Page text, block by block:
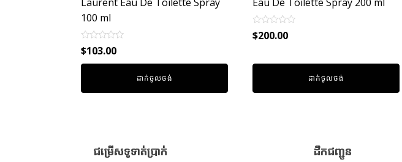
100 ml
Rated
0
out
$103.00
ដាក់ចូលថង់
Rated
0
5
$200.00
ដាក់ចូលថង់
ជម្រើសទូទាត់ប្រាក់ ដឹកជញ្ជូន